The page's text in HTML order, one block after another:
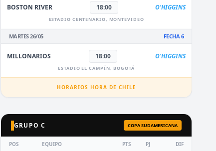
BOSTON RIVER 18:00 O'HIGGINS
ESTADIO CENTENARIO, MONTEVIDEO
MARTES 26/05 FECHA 6
MILLONARIOS 18:00 O'HIGGINS
ESTADIO EL CAMPÍN, BOGOTÁ
HORARIOS HORA DE CHILE
GRUPO C COPA SUDAMERICANA
POS EQUIPO PTS PJ DIF